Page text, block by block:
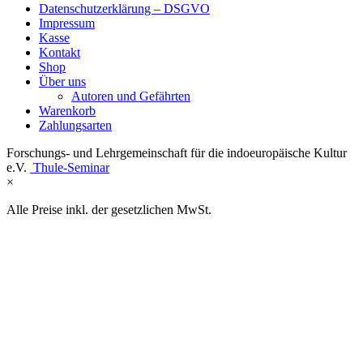
Datenschutzerklärung – DSGVO
Impressum
Kasse
Kontakt
Shop
Über uns
Autoren und Gefährten
Warenkorb
Zahlungsarten
Forschungs- und Lehrgemeinschaft für die indoeuropäische Kultur
e.V. Thule-Seminar
×
Alle Preise inkl. der gesetzlichen MwSt.